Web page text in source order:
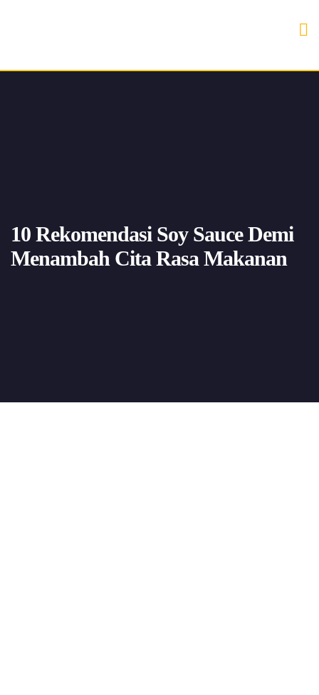
10 Rekomendasi Soy Sauce Demi
Menambah Cita Rasa Makanan